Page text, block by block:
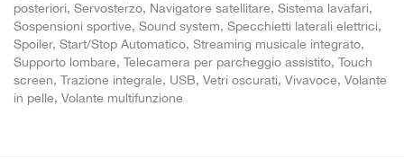
posteriori, Servosterzo, Navigatore satellitare, Sistema lavafari,
Sospensioni sportive, Sound system, Specchietti laterali elettrici,
Spoiler, Start/Stop Automatico, Streaming musicale integrato,
Supporto lombare, Telecamera per parcheggio assistito, Touch
screen, Trazione integrale, USB, Vetri oscurati, Vivavoce, Volante
in pelle, Volante multifunzione